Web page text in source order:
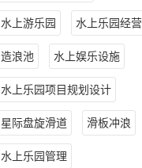
水上游乐园 水上乐园经营
造浪池 水上娱乐设施
水上乐园项目规划设计
星际盘旋滑道 滑板冲浪
水上乐园管理